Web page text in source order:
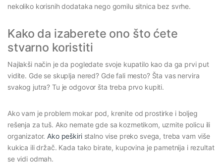
nekoliko korisnih dodataka nego gomilu sitnica bez svrhe.
Kako da izaberete ono što ćete
stvarno koristiti
Najlakši način je da pogledate svoje kupatilo kao da ga prvi put
vidite. Gde se skuplja nered? Gde fali mesto? Šta vas nervira
svakog jutra? Tu je odgovor šta treba prvo kupiti.
Ako vam je problem mokar pod, krenite od prostirke i boljeg
rešenja za tuš. Ako nemate gde sa kozmetikom, uzmite policu ili
organizator.Ako peškiristalno vise preko svega, treba vam više
kukica ili držač. Kada tako birate, kupovina je pametnija i rezultat
se vidi odmah.